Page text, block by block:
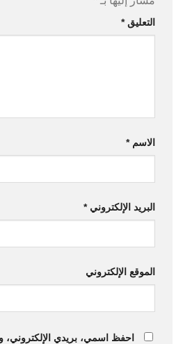
التعليق*
الاسم*
البريد الإلكتروني*
الموقع الإلكتروني
احفظ اسمي، بريدي الإلكتروني،